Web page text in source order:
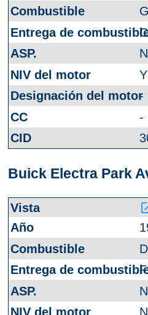
N
Y
-
-
Buick Electra Park
N
N